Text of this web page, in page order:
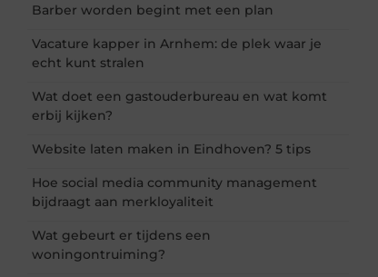
Barber worden begint met een plan
Vacature kapper in Arnhem: de plek waar je
echt kunt stralen
Wat doet een gastouderbureau en wat komt
erbij kijken?
Website laten maken in Eindhoven? 5 tips
Hoe social media community management
bijdraagt aan merkloyaliteit
Wat gebeurt er tijdens een
woningontruiming?